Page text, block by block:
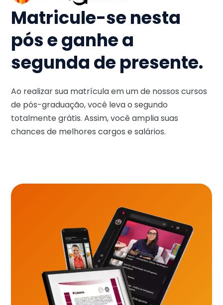
Matricule-se nesta
pós e ganhe a
segunda de presente.
Ao realizar sua matrícula em um de nossos cursos
de pós-graduação, você leva o segundo
totalmente grátis. Assim, você amplia suas
chances de melhores cargos e salários.